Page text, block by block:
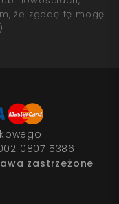
że zgodę tę mogę
0807 5386
zastrzeżone